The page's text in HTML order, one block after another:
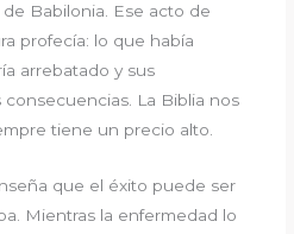
Babilonia. Ese acto de
profecía: lo que había
arrebatado y sus
La Biblia nos
tiene un precio alto.
que el éxito puede ser
Mientras la enfermedad lo